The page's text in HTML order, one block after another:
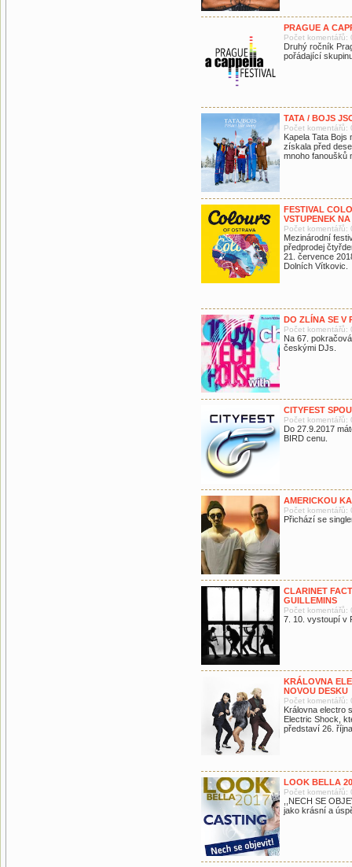
PRAGUE A
Počet komentářů:
Druhý ročník
pořádající
TATA / BOJS
Počet komentářů:
Kapela Tata
získala před
mnoho fanoušků
FESTIVAL
VSTUPENEK
Počet komentářů:
Mezinárodní
předprodej
21. července
Dolních Vítkovic.
DO ZLÍNA SE V
Počet komentářů:
Na 67.
českými DJs.
CITYFEST
Počet komentářů:
Do 27.9.2017
BIRD cenu.
AMERICKOU
Počet komentářů:
Přichází se
CLARINET
GUILLEMINS
Počet komentářů:
7. 10. vystoupí v
KRÁLOVNA
NOVOU DESKU
Počet komentářů:
Královna electro
Electric Shock,
představí 26.
LOOK BELLA
Počet komentářů:
,,NECH SE
jako krásní a